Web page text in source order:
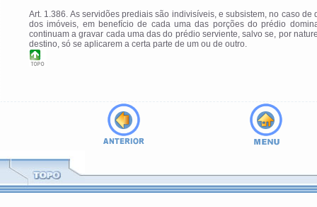
Art. 1.386. As servidões prediais são indivisíveis, e subsistem, no caso de
dos imóveis, em benefício de cada uma das porções do prédio
continuam a gravar cada uma das do prédio serviente, salvo se, por
destino, só se aplicarem a certa parte de um ou de outro.